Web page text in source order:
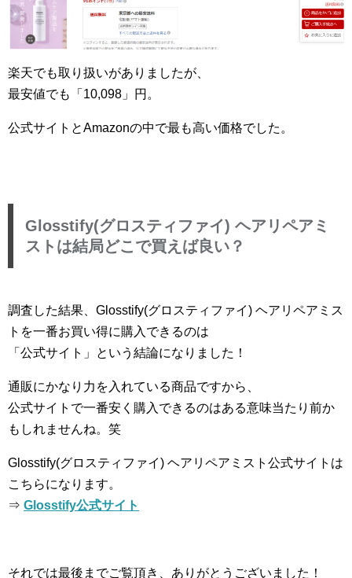
楽天でも取り扱いがありましたが、
最安値でも「10,098」円。
公式サイトとAmazonの中で最も高い価格でした。
Glosstify(グロスティファイ) ヘアリペアミ
スト は結局どこで買えば良い？
調査した結果、Glosstify(グロスティファイ) ヘアリペアミス
トを一番お買い得に購入できるのは
「公式サイト」という結論になりました！
通販にかなり力を入れている商品ですから、
公式サイトで一番安く購入できるのはある意味当たり前か
もしれませんね。笑
Glosstify(グロスティファイ) ヘアリペアミスト公式サイトは
こちらになります。
⇒ Glosstify公式サイト
それでは最後までご覧頂き、ありがとうございました！